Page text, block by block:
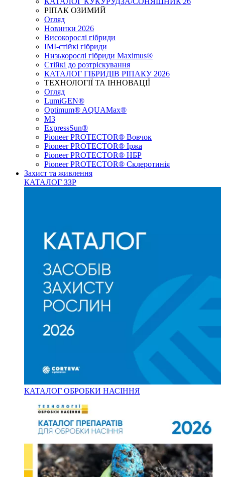
РІПАК ОЗИМИЙ
Огляд
Новинки 2026
Високорослі гібриди
IMI-стійкі гібриди
Низькорослі гібриди Maximus®
Стійкі до розтріскування
КАТАЛОГ ГІБРИДІВ РІПАКУ 2026
ТЕХНОЛОГІЇ ТА ІННОВАЦІЇ
Огляд
LumiGEN®
Optimum® AQUAMax®
М3
ExpressSun®
Pioneer PROTECTOR® Вовчок
Pioneer PROTECTOR® Іржа
Pioneer PROTECTOR® НБР
Pioneer PROTECTOR® Склеротинія
Захист та живлення
КАТАЛОГ ЗЗР
КАТАЛОГ ОБРОБКИ НАСІННЯ